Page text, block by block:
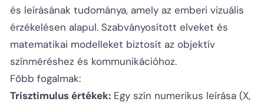
és leírásának tudománya, amely az emberi vizuális
érzékelésen alapul. Szabványosított elveket és
matematikai modelleket biztosít az objektív
színméréshez és kommunikációhoz.
Főbb fogalmak:
Trisztimulus értékek: Egy szín numerikus leírása (X,